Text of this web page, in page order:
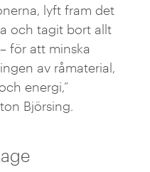
lyft fram det
och tagit bort allt
för att minska
av råmaterial,
energi,”
Björsing.